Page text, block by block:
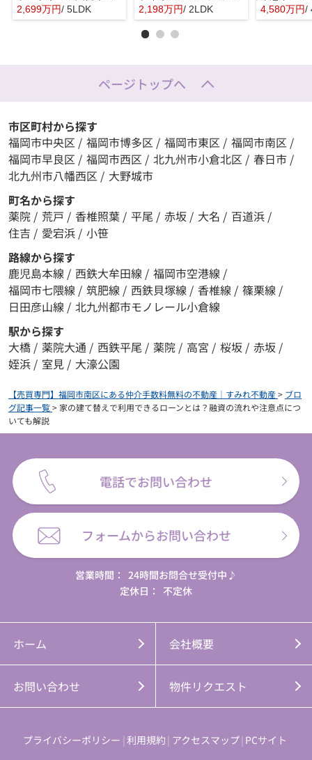
2,699万円/ 5LDK
2,198万円/ 2LDK 4,580万円/
ページトップへ
市区町村から探す
福岡市中央区 / 福岡市博多区 / 福岡市東区 / 福岡市南区 /
福岡市早良区 / 福岡市西区 / 北九州市小倉北区 / 春日市 /
北九州市八幡西区 / 大野城市
町名から探す
薬院 / 荒戸 / 香椎照葉 / 平尾 / 赤坂 / 大名 / 百道浜 /
住吉 / 愛宕浜 / 小笹
路線から探す
鹿児島本線 / 西鉄大牟田線 / 福岡市空港線 /
福岡市七隈線 / 筑肥線 / 西鉄貝塚線 / 香椎線 / 篠栗線 /
日田彦山線 / 北九州都市モノレール小倉線
駅から探す
大橋 / 薬院大通 / 西鉄平尾 / 薬院 / 高宮 / 桜坂 / 赤坂 /
姪浜 / 室見 / 大濠公園
【売買専門】福岡市南区にある仲介手数料無料の不動産｜すみれ不動産> ブロ
グ記事一覧> 家の建て替えで利用できるローンとは？融資の流れや注意点につ
いても解説
電話でお問い合わせ
フォームからお問い合わせ
営業時間： 24時間お問合せ受付中♪
定休日：
不定休
ホーム 会社概要
お問い合わせ 物件リクエスト
プライバシーポリシー 利用規約 アクセスマップ PCサイト